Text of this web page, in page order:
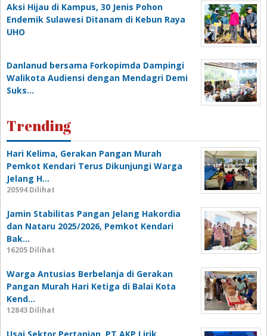
‎Aksi Hijau di Kampus, 30 Jenis Pohon
Endemik Sulawesi Ditanam di Kebun Raya
UHO
Danlanud bersama Forkopimda Dampingi
Walikota Audiensi dengan Mendagri Demi
Suks…
Trending
Hari Kelima, Gerakan Pangan Murah
Pemkot Kendari Terus Dikunjungi Warga
Jelang H…
20594 Dilihat
Jamin Stabilitas Pangan Jelang Hakordia
dan Nataru 2025/2026, Pemkot Kendari
Bak…
16205 Dilihat
Warga Antusias Berbelanja di Gerakan
Pangan Murah Hari Ketiga di Balai Kota
Kend…
12843 Dilihat
Usai Sektor Pertanian, PT AKP Lirik